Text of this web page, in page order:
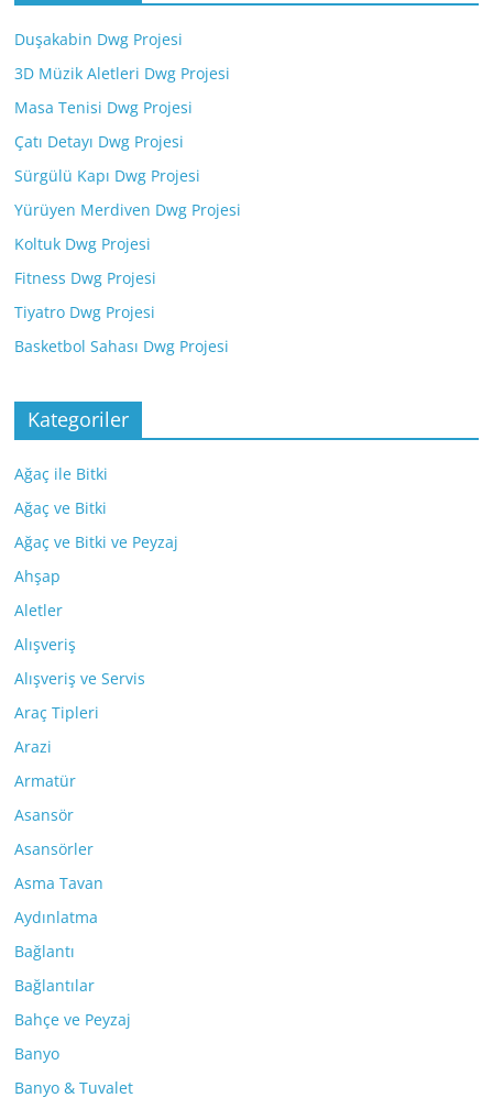
Duşakabin Dwg Projesi
3D Müzik Aletleri Dwg Projesi
Masa Tenisi Dwg Projesi
Çatı Detayı Dwg Projesi
Sürgülü Kapı Dwg Projesi
Yürüyen Merdiven Dwg Projesi
Koltuk Dwg Projesi
Fitness Dwg Projesi
Tiyatro Dwg Projesi
Basketbol Sahası Dwg Projesi
Kategoriler
Ağaç ile Bitki
Ağaç ve Bitki
Ağaç ve Bitki ve Peyzaj
Ahşap
Aletler
Alışveriş
Alışveriş ve Servis
Araç Tipleri
Arazi
Armatür
Asansör
Asansörler
Asma Tavan
Aydınlatma
Bağlantı
Bağlantılar
Bahçe ve Peyzaj
Banyo
Banyo & Tuvalet